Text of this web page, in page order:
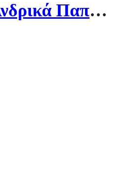
Pepe Jeans Ανδρικά Παπούτσια PMS30998-879 Καφέ